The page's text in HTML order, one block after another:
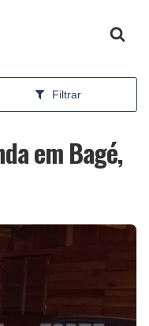
Filtrar
em Bagé,